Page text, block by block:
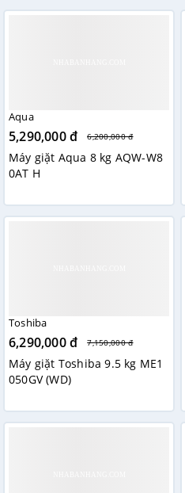
Aqua
5,290,000 đ 6,200,000 đ
Máy giặt Aqua 8 kg AQW-W8
0AT H
Toshiba
6,290,000 đ 7,150,000 đ
Máy giặt Toshiba 9.5 kg ME1
050GV (WD)